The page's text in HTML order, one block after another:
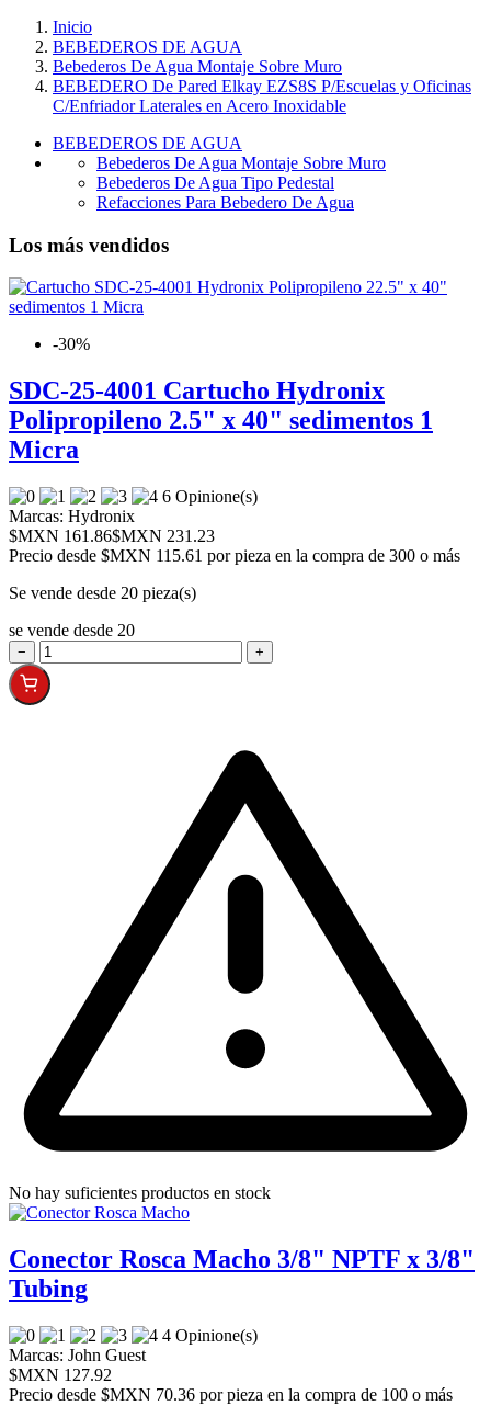
Inicio
BEBEDEROS DE AGUA
Bebederos De Agua Montaje Sobre Muro
BEBEDERO De Pared Elkay EZS8S P/Escuelas y Oficinas
C/Enfriador Laterales en Acero Inoxidable
BEBEDEROS DE AGUA
Bebederos De Agua Montaje Sobre Muro
Bebederos De Agua Tipo Pedestal
Refacciones Para Bebedero De Agua
Los más vendidos
-30%
SDC-25-4001 Cartucho Hydronix
Polipropileno 2.5" x 40" sedimentos 1
Micra
6 Opinione(s)
Marcas: Hydronix
$MXN 161.86$MXN 231.23
Precio desde $MXN 115.61 por pieza en la compra de 300 o más
Se vende desde 20 pieza(s)
se vende desde 20
− +
No hay suficientes productos en stock
Conector Rosca Macho 3/8" NPTF x 3/8"
Tubing
4 Opinione(s)
Marcas: John Guest
$MXN 127.92
Precio desde $MXN 70.36 por pieza en la compra de 100 o más